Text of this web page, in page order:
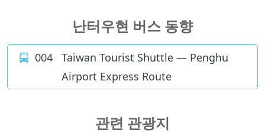
난터우현 버스 동향
004
Taiwan Tourist Shuttle — Penghu
Airport Express Route
관련 관광지